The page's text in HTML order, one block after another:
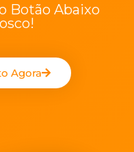
Botão Abaixo
Agora